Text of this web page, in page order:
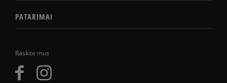
Raskite mus
PATARIMAI